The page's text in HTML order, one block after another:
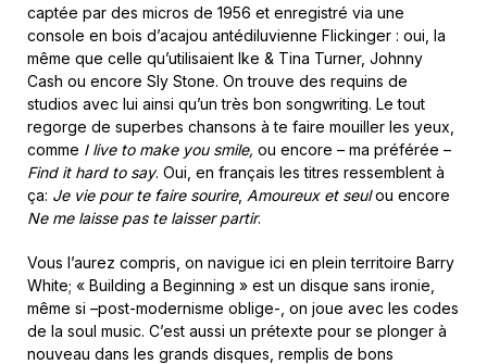
captée par des micros de 1956 et enregistré via une
console en bois d’acajou antédiluvienne Flickinger : oui, la
même que celle qu’utilisaient Ike & Tina Turner, Johnny
Cash ou encore Sly Stone. On trouve des requins de
studios avec lui ainsi qu’un très bon songwriting. Le tout
regorge de superbes chansons à te faire mouiller les yeux,
comme I live to make you smile, ou encore – ma préférée –
Find it hard to say. Oui, en français les titres ressemblent à
ça: Je vie pour te faire sourire, Amoureux et seulou encore
Ne me laisse pas te laisser partir.
Vous l’aurez compris, on navigue ici en plein territoire Barry
White; « Building a Beginning » est un disque sans ironie,
même si –post-modernisme oblige-, on joue avec les codes
de la soul music. C’est aussi un prétexte pour se plonger à
nouveau dans les grands disques, remplis de bons